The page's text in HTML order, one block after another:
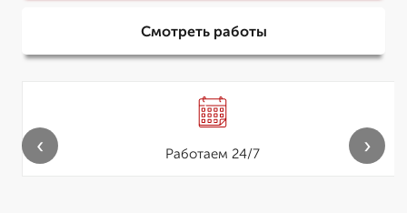
Смотреть работы
Работаем 24/7
‹ ›